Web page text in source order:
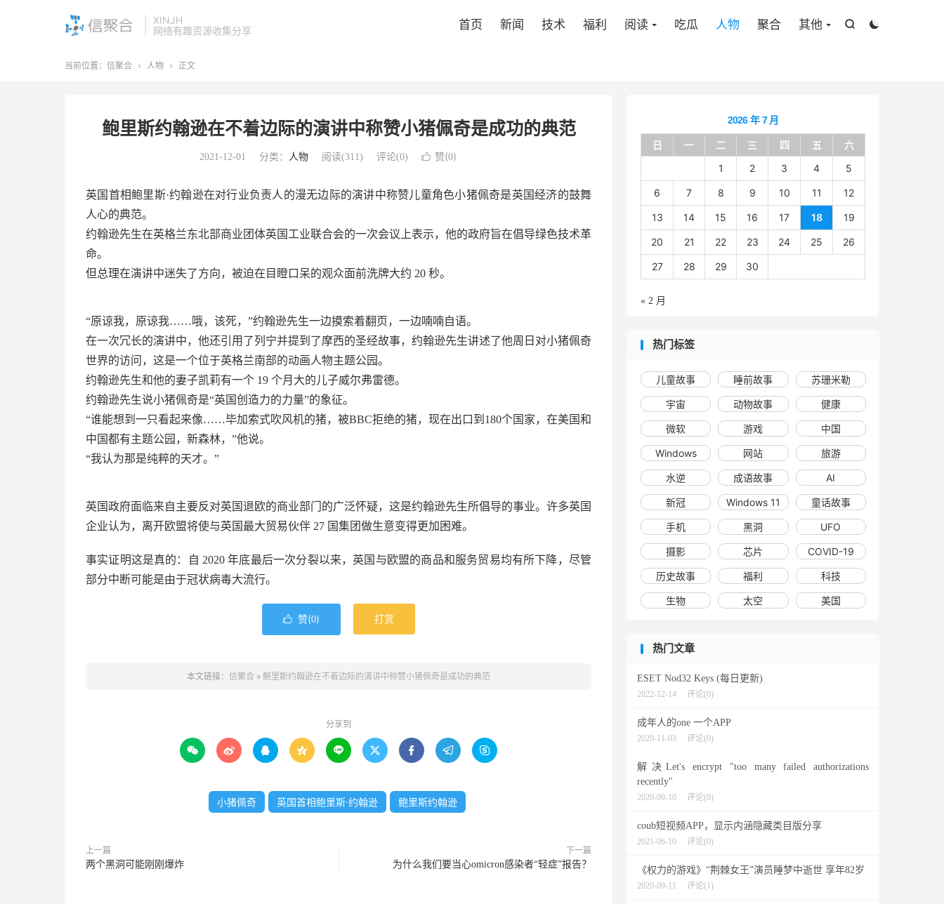
XINJH
网络有趣资源收集分享


首页 新闻 技术 福利 阅读 吃瓜 人物 聚合 其他
当前位置： 信聚合  人物  正文
鲍里斯约翰逊在不着边际的演讲中称赞小猪佩奇是成功的典范
2021-12-01 分类： 人物 阅读(311) 评论(0)  赞(0)
英国首相鲍里斯·约翰逊在对行业负责人的漫无边际的演讲中称赞儿童角色小猪佩奇是英国经济的鼓舞
人心的典范。
约翰逊先生在英格兰东北部商业团体英国工业联合会的一次会议上表示，他的政府旨在倡导绿色技术革
命。
但总理在演讲中迷失了方向，被迫在目瞪口呆的观众面前洗牌大约 20 秒。
“原谅我，原谅我……哦，该死，”约翰逊先生一边摸索着翻页，一边喃喃自语。
在一次冗长的演讲中，他还引用了列宁并提到了摩西的圣经故事，约翰逊先生讲述了他周日对小猪佩奇
世界的访问，这是一个位于英格兰南部的动画人物主题公园。
约翰逊先生和他的妻子凯莉有一个 19 个月大的儿子威尔弗雷德。
约翰逊先生说小猪佩奇是“英国创造力的力量”的象征。
“谁能想到一只看起来像……毕加索式吹风机的猪，被BBC拒绝的猪，现在出口到180个国家，在美国和
中国都有主题公园，新森林，”他说。
“我认为那是纯粹的天才。”
英国政府面临来自主要反对英国退欧的商业部门的广泛怀疑，这是约翰逊先生所倡导的事业。许多英国
企业认为，离开欧盟将使与英国最大贸易伙伴 27 国集团做生意变得更加困难。
事实证明这是真的：自 2020 年底最后一次分裂以来，英国与欧盟的商品和服务贸易均有所下降，尽管
部分中断可能是由于冠状病毒大流行。
 赞(0) 打赏
本文链接： 信聚合 » 鲍里斯约翰逊在不着边际的演讲中称赞小猪佩奇是成功的典范
分享到
        
小猪佩奇 英国首相鲍里斯·约翰逊 鲍里斯约翰逊
上一篇
两个黑洞可能刚刚爆炸
下一篇
为什么我们要当心omicron感染者“轻症”报告？
2026 年 7 月
日 一 二 三 四 五
六
1
2 3 4 5
6 7 8 9 10 11 12
13 14 15 16 17 18 19
20 21 22 23 24 25 26
27 28 29 30
« 2 月
热门标签
儿童故事 睡前故事 苏珊米勒
宇宙 动物故事 健康
微软 游戏 中国
Windows 网站 旅游
水逆 成语故事 AI
新冠 Windows 11 童话故事
手机 黑洞 UFO
摄影 芯片 COVID-19
历史故事 福利 科技
生物 太空 美国
热门文章
ESET Nod32 Keys (每日更新)
2022-12-14 评论(0)
成年人的one 一个APP
2020-11-03 评论(0)
解决Let's encrypt "too many failed authorizations
recently"
2020-09-10 评论(0)
coub短视频APP，显示内涵隐藏类目版分享
2021-06-10 评论(0)
《权力的游戏》“荆棘女王”演员睡梦中逝世 享年82岁
2020-09-11 评论(1)